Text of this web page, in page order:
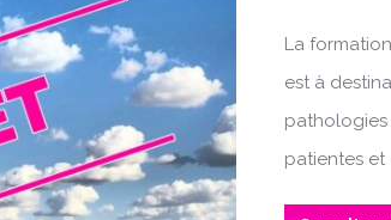
La
est à
pathologies
patientes et